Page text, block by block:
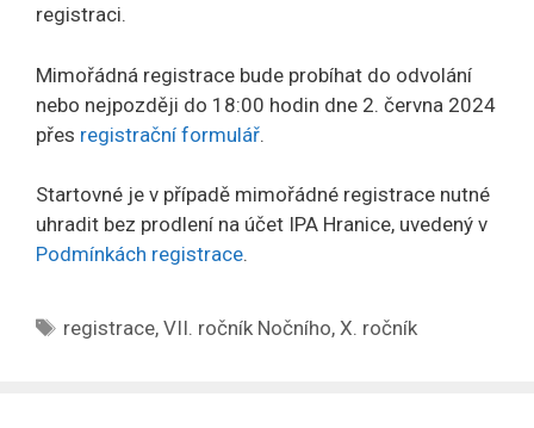
registraci.
Mimořádná registrace bude probíhat do odvolání
nebo nejpozději do 18:00 hodin dne 2. června 2024
přes registrační formulář.
Startovné je v případě mimořádné registrace nutné
uhradit bez prodlení na účet IPA Hranice, uvedený v
Podmínkách registrace.
Štítky
registrace,VII. ročník Nočního,X. ročník